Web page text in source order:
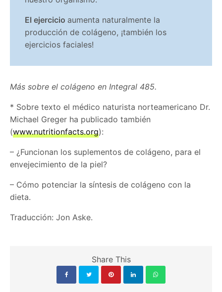
El ejercicio aumenta naturalmente la
producción de colágeno, ¡también los
ejercicios faciales!
Más sobre el colágeno en Integral 485.
* Sobre texto el médico naturista norteamericano Dr.
Michael Greger ha publicado también
(www.nutritionfacts.org):
– ¿Funcionan los suplementos de colágeno, para el
envejecimiento de la piel?
– Cómo potenciar la síntesis de colágeno con la
dieta.
Traducción: Jon Aske.
Share This